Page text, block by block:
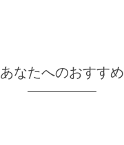
あなたへのおすすめ